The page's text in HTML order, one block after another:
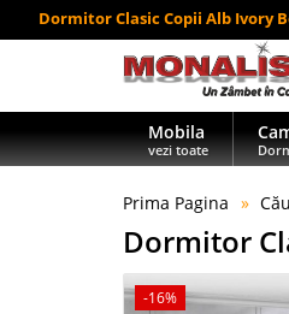
Dormitor Clasic Copii Alb Ivory
Mobila
vezi toate
Prima Pagina
Dormitor
-16%